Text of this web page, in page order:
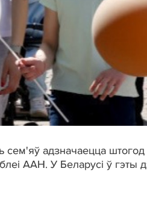
сем'яў адзначаецца
ААН. У Беларусі ў гэты